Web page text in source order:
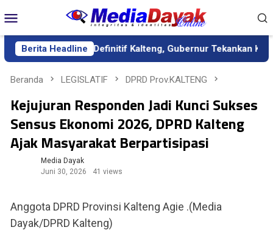
ke
kontenMobile
Berita Headline
sebagai Sekda Definitif Kalteng, Gubernur Tekankan Kerja
Beranda LEGISLATIF DPRD Prov.KALTENG
Kejujuran Responden Jadi Kunci Sukses
Sensus Ekonomi 2026, DPRD Kalteng
Ajak Masyarakat Berpartisipasi
Media Dayak
Juni 30, 2026
41 views
Anggota DPRD Provinsi Kalteng Agie .(Media
Dayak/DPRD Kalteng)